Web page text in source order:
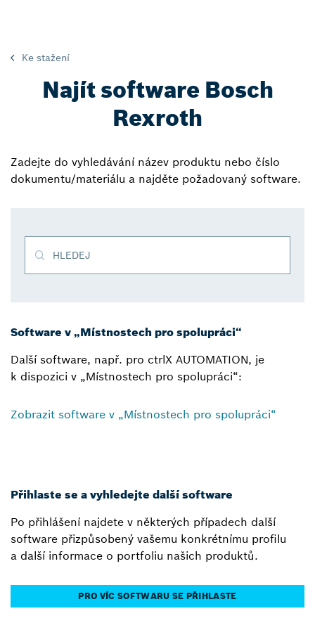
Ke stažení
Najít software Bosch
Rexroth
Zadejte do vyhledávání název produktu nebo číslo
dokumentu/materiálu a najděte požadovaný software.
HLEDEJ
Software v „Místnostech pro spolupráci“
Další software, např. pro ctrlX AUTOMATION, je
k dispozici v „Místnostech pro spolupráci“:
Zobrazit software v „Místnostech pro spolupráci“
Přihlaste se a vyhledejte další software
Po přihlášení najdete v některých případech další
software přizpůsobený vašemu konkrétnímu profilu
a další informace o portfoliu našich produktů.
PRO VÍC SOFTWARU SE PŘIHLASTE